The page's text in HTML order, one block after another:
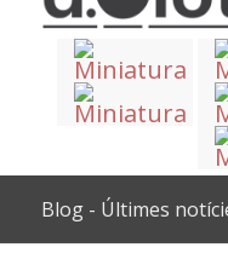
Blog - Últimes